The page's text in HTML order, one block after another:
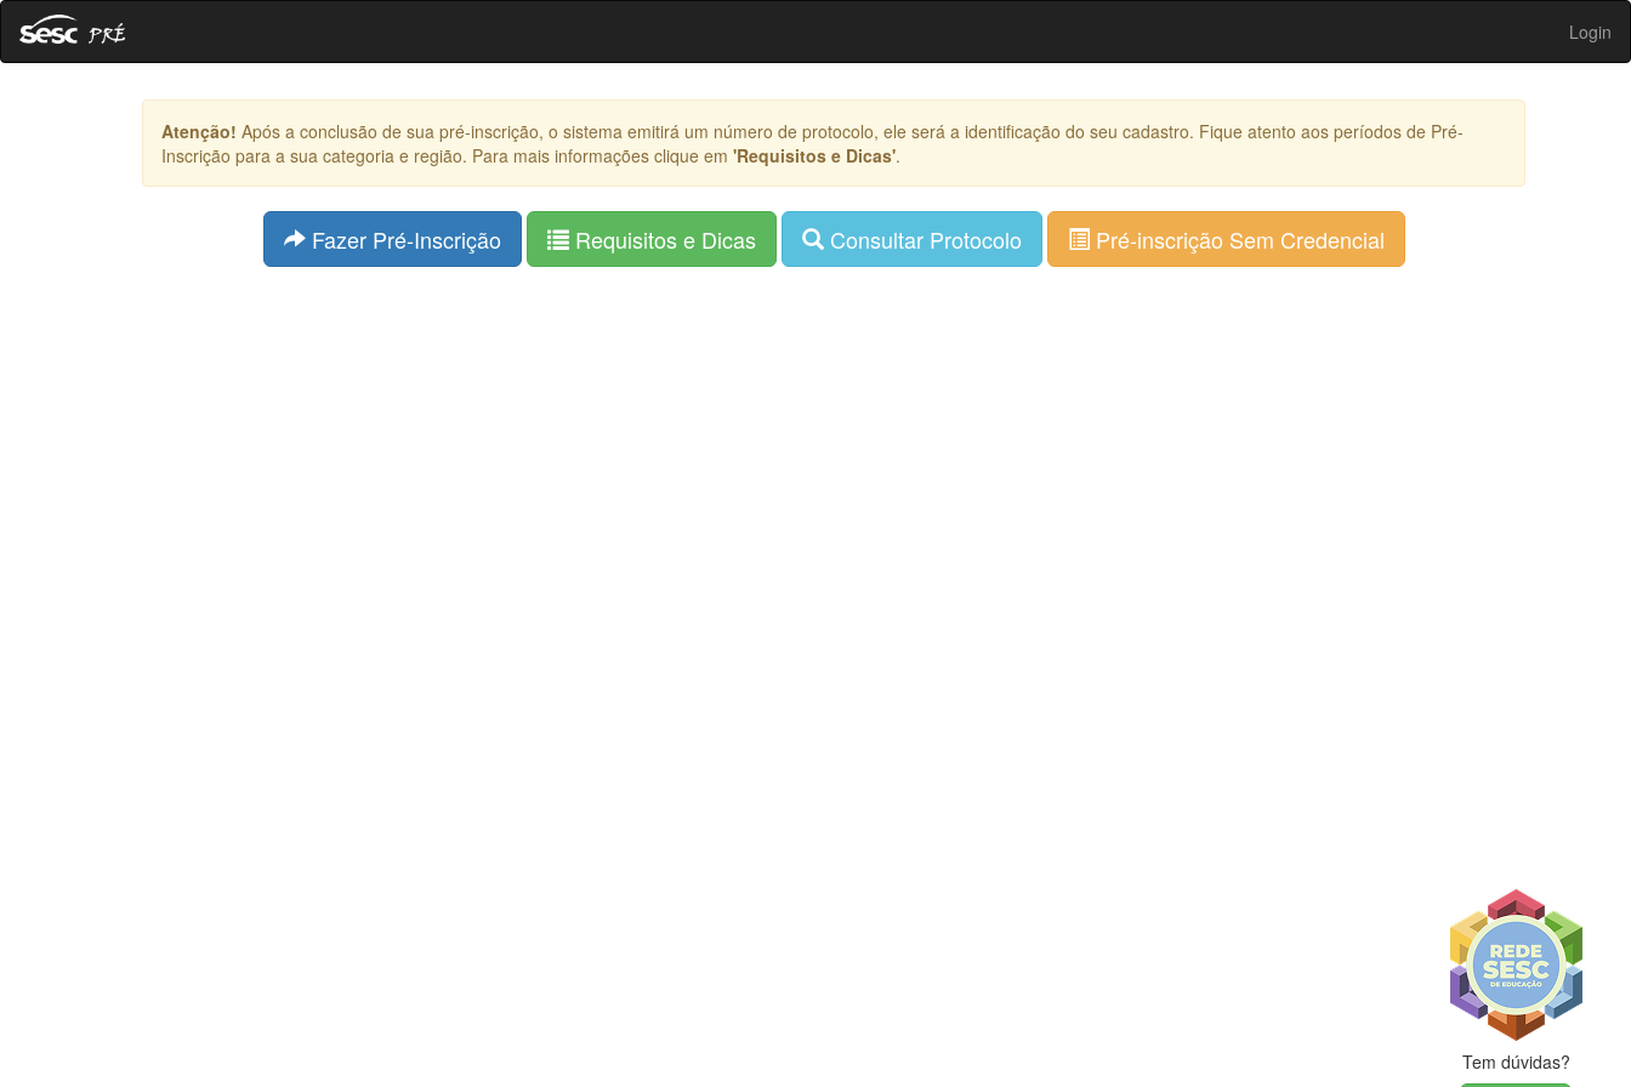
Login
Atenção! Após a conclusão de sua pré-inscrição, o sistema emitirá um número de protocolo, ele será a identificação do seu cadastro. Fique atento aos períodos de Pré-
Inscrição para a sua categoria e região. Para mais informações clique em 'Requisitos e Dicas'.
Fazer Pré-Inscrição Requisitos e Dicas Consultar Protocolo Pré-inscrição Sem Credencial
Tem dúvidas?